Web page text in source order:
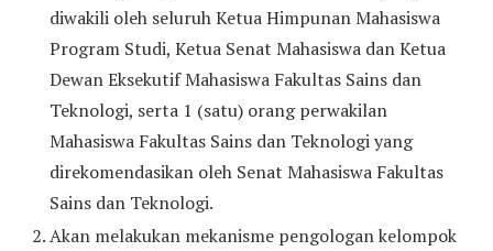
diwakili oleh seluruh Ketua Himpunan Mahasiswa
Program Studi, Ketua Senat Mahasiswa dan Ketua
Dewan Eksekutif Mahasiswa Fakultas Sains dan
Teknologi, serta 1 (satu) orang perwakilan
Mahasiswa Fakultas Sains dan Teknologi yang
direkomendasikan oleh Senat Mahasiswa Fakultas
Sains dan Teknologi.
Akan melakukan mekanisme pengologan kelompok